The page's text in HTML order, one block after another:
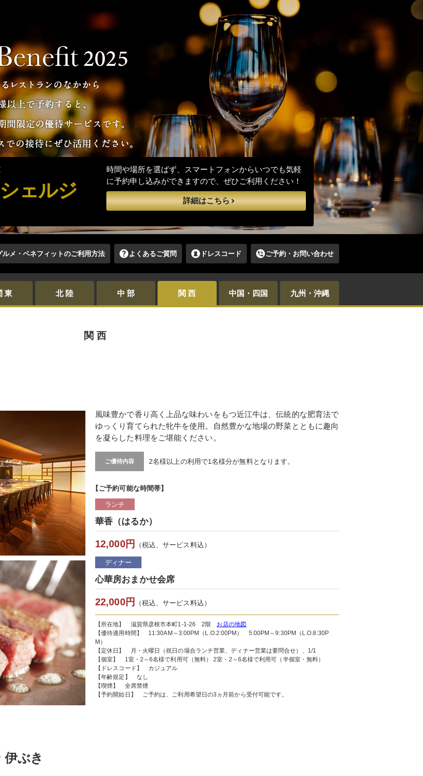
コースメニューを
限定の優待サービスです。
。
ェルジ
時間や場所を選ばず、スマートフォンからいつでも気軽
に予約申し込みができますので、ぜひご利用ください！
詳細はこちら
ルメ・ベネフィットのご利用方法 よくあるご質問 ドレスコード ご予約・お問い合わせ
東 北 陸 中 部 関 西 中国・四国 九州・沖縄
関 西
風味豊かで香り高く上品な味わいをもつ近江牛は、伝統的な肥育法で
ゆっくり育てられた牝牛を使用。自然豊かな地場の野菜とともに趣向
を凝らした料理をご堪能ください。
ご優待内容 2名様以上の利用で1名様分が無料となります。
【ご予約可能な時間帯】
ランチ
華香（はるか）
12,000円 （税込、サービス料込）
ディナー
心華房おまかせ会席
22,000円 （税込、サービス料込）
【所在地】 滋賀県彦根市本町1-1-26 2階 お店の地図
【優待適用時間】 11:30AM～3:00PM（L.O.2:00PM） 5:00PM～9:30PM（L.O.8:30P
M）
【定休日】 月・火曜日（祝日の場合ランチ営業、ディナー営業は要問合せ）、1/1
【個室】 1室・2～6名様で利用可（無料） 2室・2～6名様で利用可（半個室・無料）
【ドレスコード】 カジュアル
【年齢規定】 なし
【喫煙】 全席禁煙
【予約開始日】 ご予約は、ご利用希望日の3ヵ月前から受付可能です。
ぶき